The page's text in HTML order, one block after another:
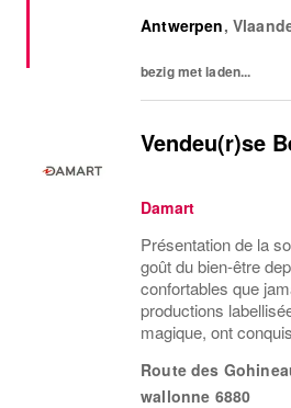
werkomgeving.
Antwerpen,
bezig met laden...
Vendeu(r)se
Damart
Présentation de la
goût du bien-être
confortables que
productions
magique, ont
offrir à ses fidèles
Route des
wallonne 6880